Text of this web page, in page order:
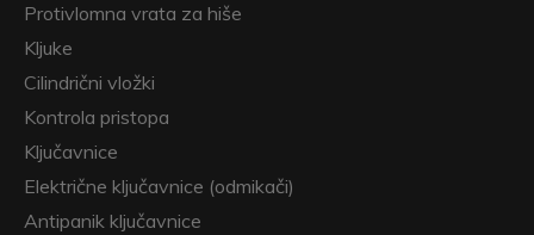
Protivlomna vrata za hiše
Kljuke
Cilindrični vložki
Kontrola pristopa
Ključavnice
Električne ključavnice (odmikači)
Antipanik ključavnice